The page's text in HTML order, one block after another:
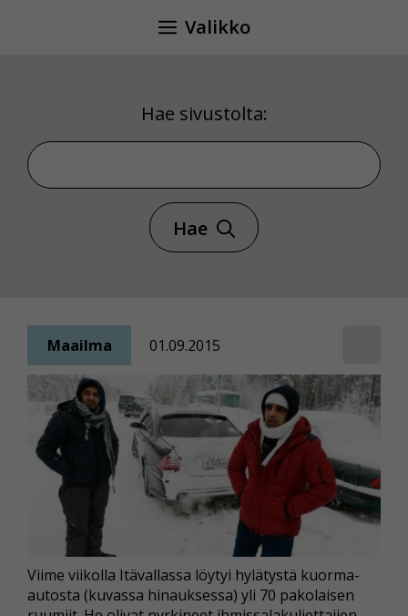
Valikko
Hae sivustolta:
Hae sivustolta
Hae
Maailma 01.09.2015
Viime viikolla Itävallassa löytyi hylätystä kuorma-
autosta (kuvassa hinauksessa) yli 70 pakolaisen